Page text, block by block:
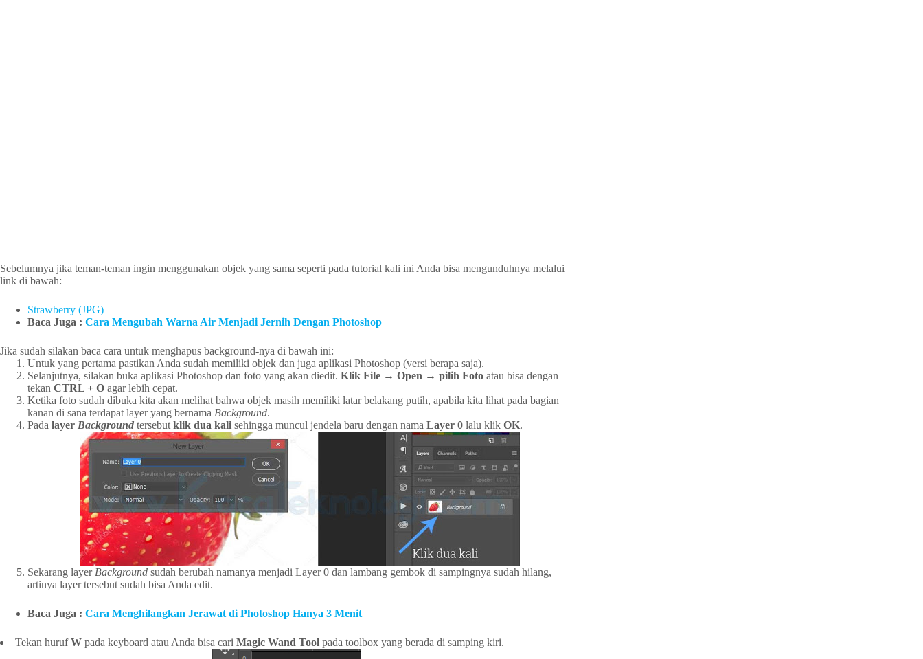
Sebelumnya jika teman-teman ingin menggunakan objek yang sama seperti pada tutorial kali ini Anda bisa mengunduhnya melalui
link di bawah:
Strawberry (JPG)
Baca Juga : Cara Mengubah Warna Air Menjadi Jernih Dengan Photoshop
Jika sudah silakan baca cara untuk menghapus background-nya di bawah ini:
Untuk yang pertama pastikan Anda sudah memiliki objek dan juga aplikasi Photoshop (versi berapa saja).
Selanjutnya, silakan buka aplikasi Photoshop dan foto yang akan diedit. Klik File → Open → pilih Foto atau bisa dengan
tekan CTRL + O agar lebih cepat.
Ketika foto sudah dibuka kita akan melihat bahwa objek masih memiliki latar belakang putih, apabila kita lihat pada bagian
kanan di sana terdapat layer yang bernama Background.
Pada layer Background tersebut klik dua kali sehingga muncul jendela baru dengan nama Layer 0 lalu klik OK.
Sekarang layer Background sudah berubah namanya menjadi Layer 0 dan lambang gembok di sampingnya sudah hilang,
artinya layer tersebut sudah bisa Anda edit.
Baca Juga : Cara Menghilangkan Jerawat di Photoshop Hanya 3 Menit
Tekan hurufW pada keyboard atau Anda bisa cari Magic Wand Tool pada toolbox yang berada di samping kiri.